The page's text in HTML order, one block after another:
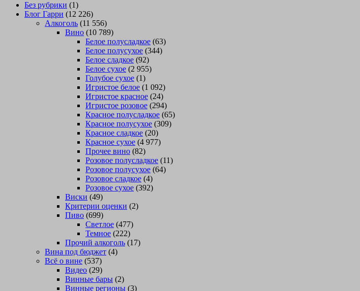
Без рубрики (1)
Блог Гарри (12 226)
Алкоголь (11 556)
Вино (10 789)
Белое полусладкое (63)
Белое полусухое (344)
Белое сладкое (92)
Белое сухое (2 955)
Голубое сухое (1)
Игристое белое (1 092)
Игристое красное (24)
Игристое розовое (294)
Красное полусладкое (65)
Красное полусухое (309)
Красное сладкое (20)
Красное сухое (4 977)
Прочее вино (82)
Розовое полусладкое (11)
Розовое полусухое (64)
Розовое сладкое (4)
Розовое сухое (392)
Виски (49)
Критерии оценки (2)
Пиво (699)
Светлое (477)
Темное (222)
Прочий алкоголь (17)
Вина под бюджет (4)
Всё о вине (537)
Видео (29)
Винные бары (2)
Винные регионы (3)